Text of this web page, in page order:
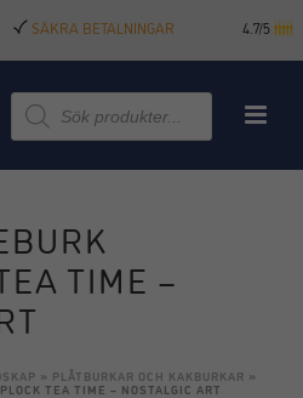
SÄKRA BETALNINGAR 4.7/5
Produktsökning
TIME –
» PLÅTBURKAR OCH KAKBURKAR »
TEA TIME – NOSTALGIC ART